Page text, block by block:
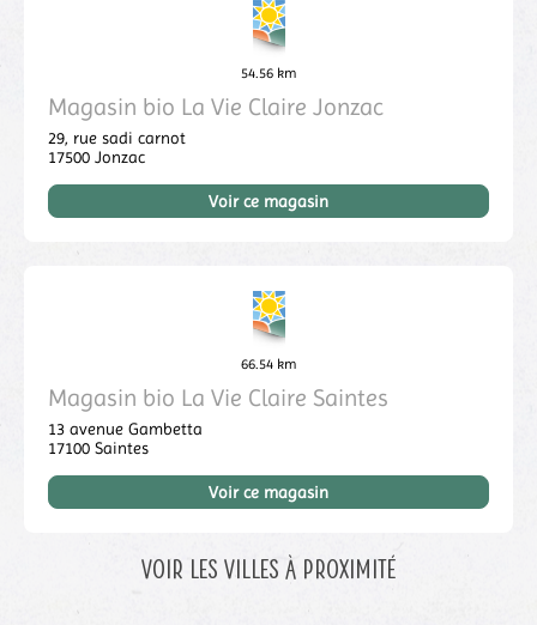
54.56 km
Magasin bio La Vie Claire Jonzac
29, rue sadi carnot
17500 Jonzac
Voir ce magasin
66.54 km
Magasin bio La Vie Claire Saintes
13 avenue Gambetta
17100 Saintes
Voir ce magasin
Voir les villes à proximité